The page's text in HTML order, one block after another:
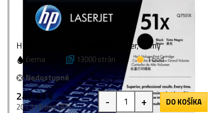
HP Q7551X (51X), originálny toner, čierny
čierna 13000 strán
1 bod
Nedostupné
247,61 €
201,31 € bez DPH - + DO KOŠÍKA